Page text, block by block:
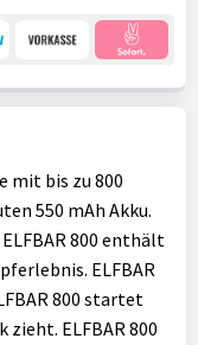
mit bis zu 800
550 mAh Akku.
800 enthält
ELFBAR
800 startet
ELFBAR 800